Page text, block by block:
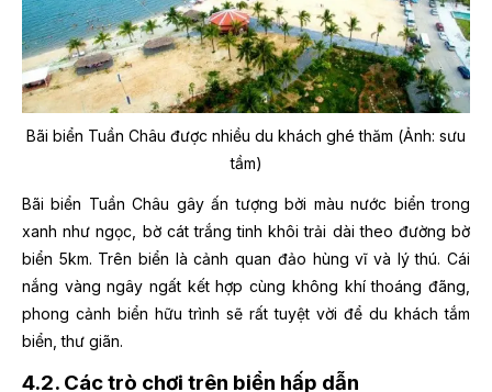
Bãi biển Tuần Châu được nhiều du khách ghé thăm (Ảnh: sưu
tầm)
Bãi biển Tuần Châu gây ấn tượng bởi màu nước biển trong
xanh như ngọc, bờ cát trắng tinh khôi trải dài theo đường bờ
biển 5km. Trên biển là cảnh quan đảo hùng vĩ và lý thú. Cái
nắng vàng ngây ngất kết hợp cùng không khí thoáng đãng,
phong cảnh biển hữu trình sẽ rất tuyệt vời để du khách tắm
biển, thư giãn.
4.2. Các trò chơi trên biển hấp dẫn